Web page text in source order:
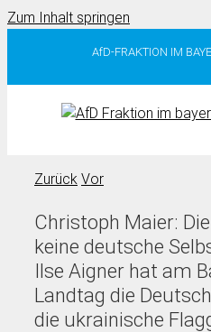
Zum Inhalt springen
AfD-FRAKTION IM
Zurück Vor
Christoph Maier:
keine deutsche
Ilse Aigner hat am
Landtag die
die ukrainische